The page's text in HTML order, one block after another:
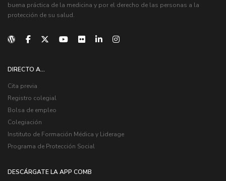
buena práctica de la medicina y por el derecho de las personas a la
protección de su salud.
DIRECTO A...
Cita previa
Registro colegial
Bolsa de empleo
Colegiación
Instituto de Formación Médica y Liderage
Programa de Protección Social
DESCÁRGATE LA APP COMB